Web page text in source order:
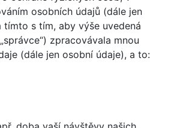
osobních údajů (dále jen
tímto s tím, aby výše uvedená
zpracovávala mnou
(dále jen osobní údaje), a to: